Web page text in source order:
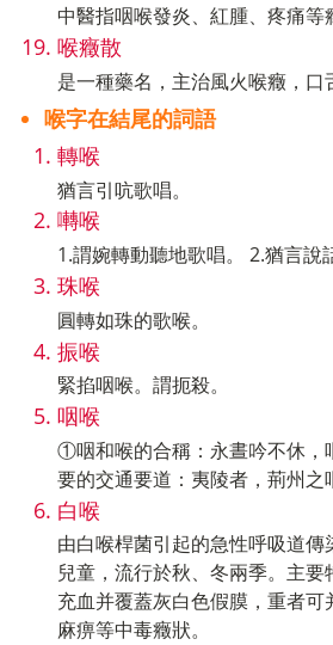
中醫指咽喉發炎、紅腫、疼痛等
喉癥散
是一種藥名，主治風火喉癥，口
喉字在結尾的詞語
轉喉
猶言引吭歌唱。
囀喉
1.謂婉轉動聽地歌唱。 2.猶言說
珠喉
圓轉如珠的歌喉。
振喉
緊掐咽喉。謂扼殺。
咽喉
①咽和喉的合稱：永晝吟不休
要的交通要道：夷陵者，荊州之
白喉
由白喉桿菌引起的急性呼吸道
兒童，流行於秋、冬兩季。主
充血并覆蓋灰白色假膜，重者
麻痹等中毒癥狀。